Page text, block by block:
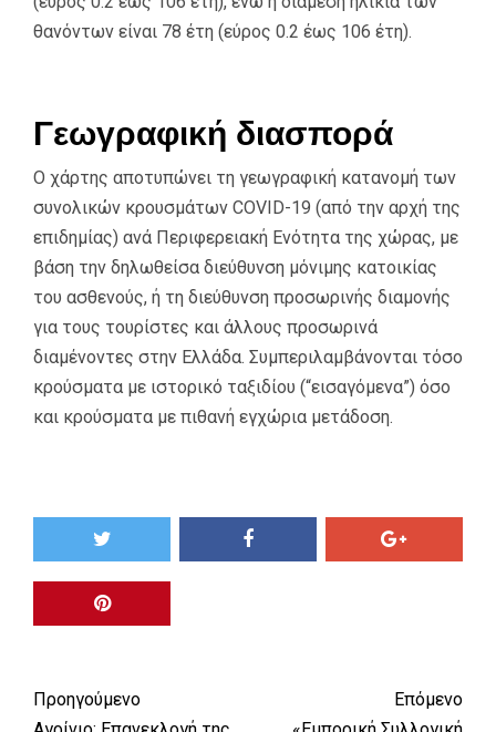
θανόντων είναι 78 έτη (εύρος 0.2 έως 106 έτη).
Γεωγραφική διασπορά
Ο χάρτης αποτυπώνει τη γεωγραφική κατανομή των
συνολικών κρουσμάτων COVID-19 (από την αρχή της
επιδημίας) ανά Περιφερειακή Ενότητα της χώρας, με
βάση την δηλωθείσα διεύθυνση μόνιμης κατοικίας
του ασθενούς, ή τη διεύθυνση προσωρινής διαμονής
για τους τουρίστες και άλλους προσωρινά
διαμένοντες στην Ελλάδα. Συμπεριλαμβάνονται τόσο
κρούσματα με ιστορικό ταξιδίου (“εισαγόμενα”) όσο
και κρούσματα με πιθανή εγχώρια μετάδοση.
Προηγούμενο
Επόμενο